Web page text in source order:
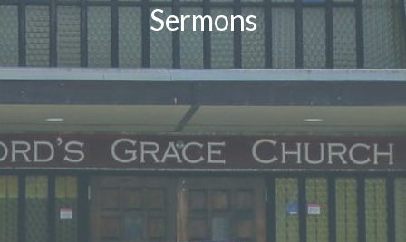
Sermons